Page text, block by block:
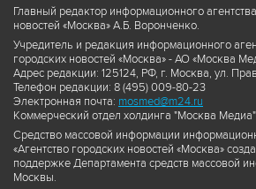
Главный редактор информационного
новостей «Москва» А.Б. Воронченко.
Учредитель и редакция информационного
городских новостей «Москва» - АО «Москва
Адрес редакции: 125124, РФ, г. Москва, ул.
Телефон редакции: 8 (495) 009-80-23
Электронная почта: mosmed@m24.ru
Коммерческий отдел холдинга "Москва
Средство массовой информации
«Агентство городских новостей «Москва»
поддержке Департамента средств массовой
Москвы.